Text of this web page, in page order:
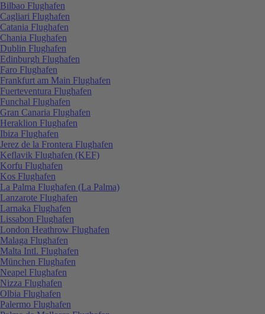
Bilbao Flughafen
Cagliari Flughafen
Catania Flughafen
Chania Flughafen
Dublin Flughafen
Edinburgh Flughafen
Faro Flughafen
Frankfurt am Main Flughafen
Fuerteventura Flughafen
Funchal Flughafen
Gran Canaria Flughafen
Heraklion Flughafen
Ibiza Flughafen
Jerez de la Frontera Flughafen
Keflavik Flughafen (KEF)
Korfu Flughafen
Kos Flughafen
La Palma Flughafen (La Palma)
Lanzarote Flughafen
Larnaka Flughafen
Lissabon Flughafen
London Heathrow Flughafen
Malaga Flughafen
Malta Intl. Flughafen
München Flughafen
Neapel Flughafen
Nizza Flughafen
Olbia Flughafen
Palermo Flughafen